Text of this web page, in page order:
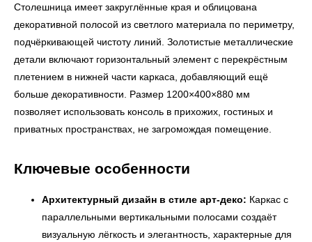
Столешница имеет закруглённые края и облицована
декоративной полосой из светлого материала по периметру,
подчёркивающей чистоту линий. Золотистые металлические
детали включают горизонтальный элемент с перекрёстным
плетением в нижней части каркаса, добавляющий ещё
больше декоративности. Размер 1200×400×880 мм
позволяет использовать консоль в прихожих, гостиных и
приватных пространствах, не загромождая помещение.
Ключевые особенности
Архитектурный дизайн в стиле арт-деко: Каркас с
параллельными вертикальными полосами создаёт
визуальную лёгкость и элегантность, характерные для